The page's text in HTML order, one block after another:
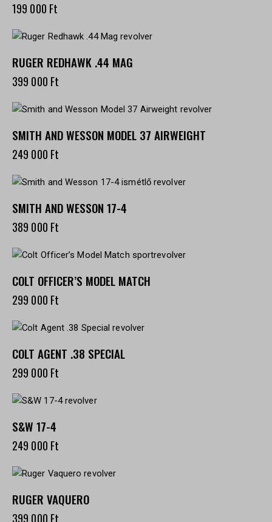
199 000 Ft
RUGER REDHAWK .44 MAG
399 000 Ft
SMITH AND WESSON MODEL 37 AIRWEIGHT
249 000 Ft
SMITH AND WESSON 17-4
389 000 Ft
COLT OFFICER’S MODEL MATCH
299 000 Ft
COLT AGENT .38 SPECIAL
299 000 Ft
S&W 17-4
249 000 Ft
RUGER VAQUERO
399 000 Ft